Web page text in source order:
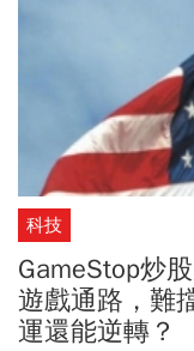
科技
GameStop炒
遊戲通路，難
運還能逆轉？